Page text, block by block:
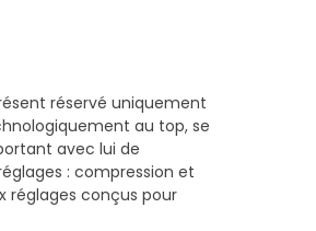
réservé uniquement
au top, se
avec lui de
: compression et
réglages conçus pour